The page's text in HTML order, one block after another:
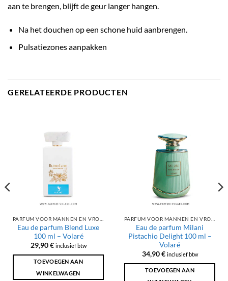
aan te brengen, blijft de geur langer hangen.
Na het douchen op een schone huid aanbrengen.
Pulsatiezones aanpakken
GERELATEERDE PRODUCTEN
Eau de parfum Blend Luxe
100 ml – Volaré
29,90€ inclusief btw
TOEVOEGEN AAN
WINKELWAGEN
Eau de parfum Milani
Pistachio Delight 100 ml –
Volaré
34,90€ inclusief btw
TOEVOEGEN AAN